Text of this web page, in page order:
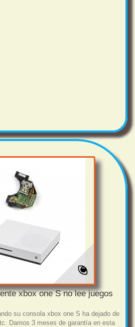
xbox one S no lee juegos
su consola xbox one S ha dejado de
Damos 3 meses de garantía en esta